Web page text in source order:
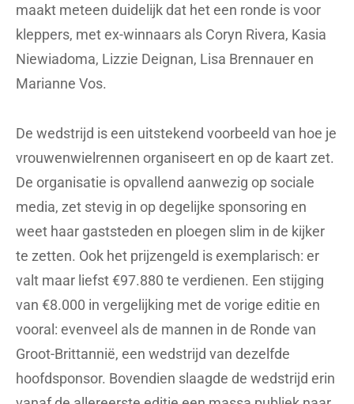
maakt meteen duidelijk dat het een ronde is voor
kleppers, met ex-winnaars als Coryn Rivera, Kasia
Niewiadoma, Lizzie Deignan, Lisa Brennauer en
Marianne Vos.
De wedstrijd is een uitstekend voorbeeld van hoe je
vrouwenwielrennen organiseert en op de kaart zet.
De organisatie is opvallend aanwezig op sociale
media, zet stevig in op degelijke sponsoring en
weet haar gaststeden en ploegen slim in de kijker
te zetten. Ook het prijzengeld is exemplarisch: er
valt maar liefst €97.880 te verdienen. Een stijging
van €8.000 in vergelijking met de vorige editie en
vooral: evenveel als de mannen in de Ronde van
Groot-Brittannië, een wedstrijd van dezelfde
hoofdsponsor. Bovendien slaagde de wedstrijd erin